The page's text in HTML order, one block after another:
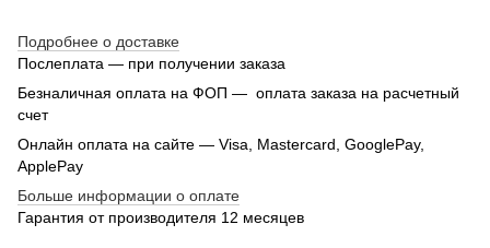
Подробнее о доставке
Послеплата — при получении заказа
Безналичная оплата на ФОП — оплата заказа на расчетный
счет
Онлайн оплата на сайте — Visa, Mastercard, GooglePay,
ApplePay
Больше информации о оплате
Гарантия от производителя 12 месяцев